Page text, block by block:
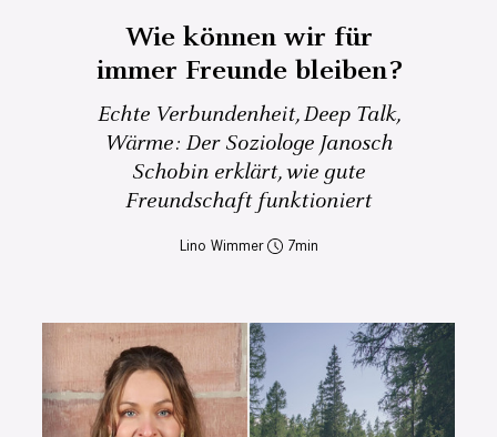
Wie können wir für
immer Freunde bleiben?
Echte Verbundenheit, Deep Talk,
Wärme: Der Soziologe Janosch
Schobin erklärt, wie gute
Freundschaft funktioniert
Lino Wimmer 7